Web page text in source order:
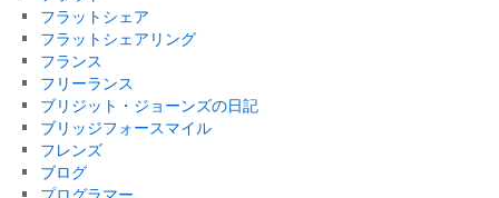
フラットシェア
フラットシェアリング
フランス
フリーランス
ブリジット・ジョーンズの日記
ブリッジフォースマイル
フレンズ
ブログ